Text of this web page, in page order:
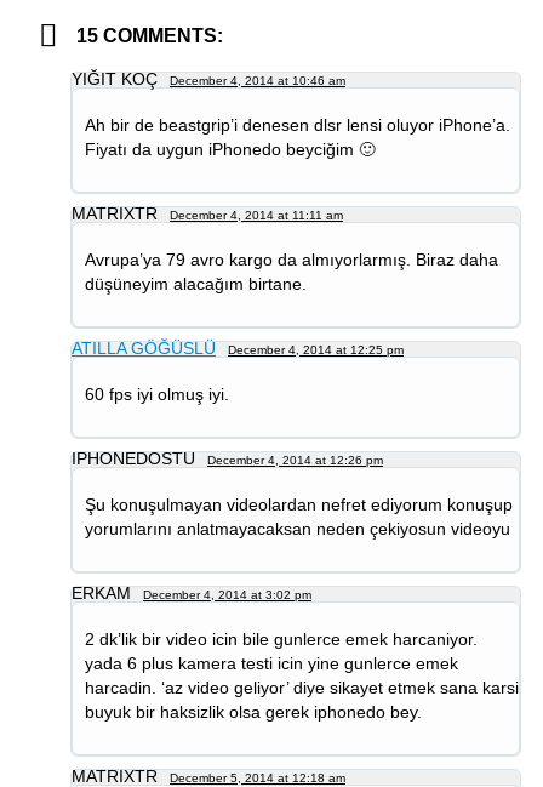
15 COMMENTS:
YIĞIT KOÇ December 4, 2014 at 10:46 am
Ah bir de beastgrip’i denesen dlsr lensi oluyor iPhone’a.
Fiyatı da uygun iPhonedo beyciğim 🙂
MATRIXTR December 4, 2014 at 11:11 am
Avrupa’ya 79 avro kargo da almıyorlarmış. Biraz daha
düşüneyim alacağım birtane.
ATILLA GÖĞÜSLÜ December 4, 2014 at 12:25 pm
60 fps iyi olmuş iyi.
IPHONEDOSTU December 4, 2014 at 12:26 pm
Şu konuşulmayan videolardan nefret ediyorum konuşup
yorumlarını anlatmayacaksan neden çekiyosun videoyu
ERKAM December 4, 2014 at 3:02 pm
2 dk’lik bir video icin bile gunlerce emek harcaniyor.
yada 6 plus kamera testi icin yine gunlerce emek
harcadin. ‘az video geliyor’ diye sikayet etmek sana karsi
buyuk bir haksizlik olsa gerek iphonedo bey.
MATRIXTR December 5, 2014 at 12:18 am